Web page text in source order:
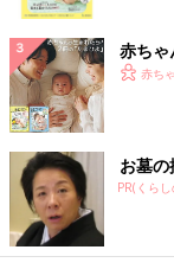
赤ちゃ
赤ち
お墓
PR(くら